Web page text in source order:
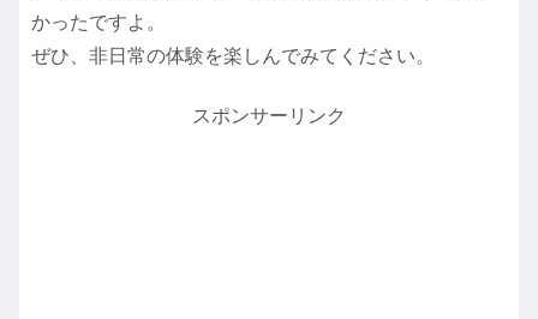
かったですよ。
ぜひ、非日常の体験を楽しんでみてください。
スポンサーリンク